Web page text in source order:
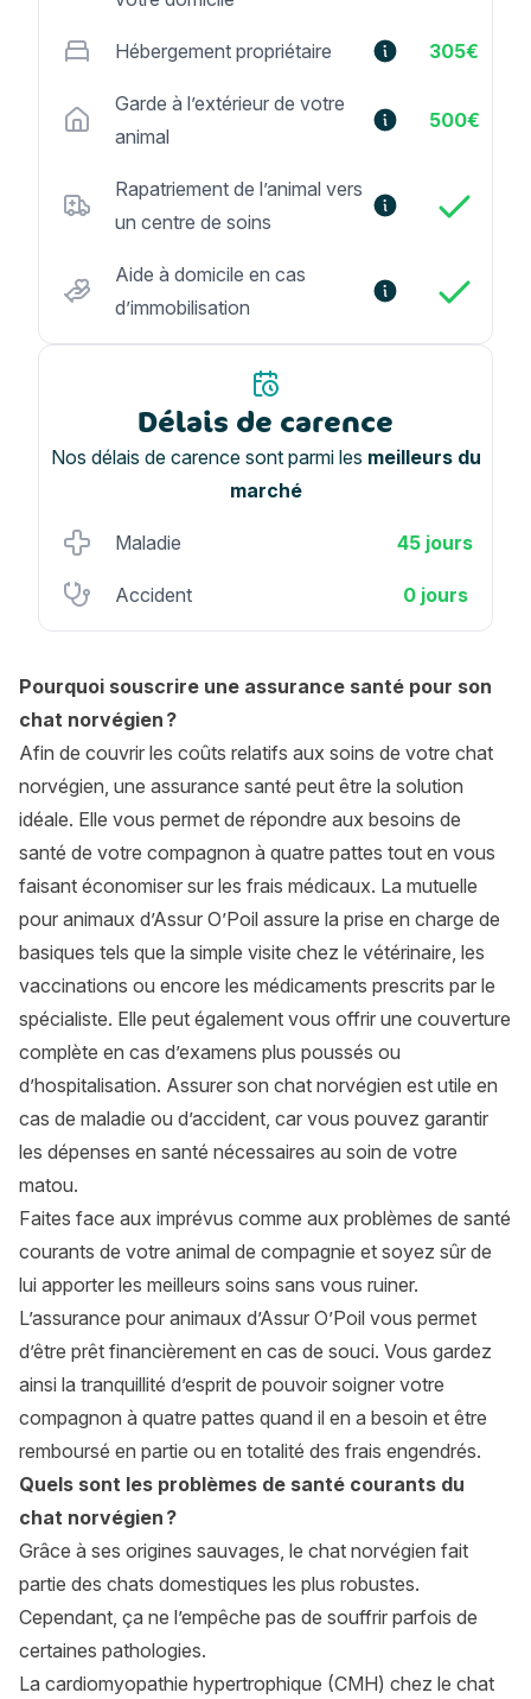
Hébergement propriétaire 305€
Garde à l’extérieur de votre
animal
500€
Rapatriement de l’animal vers
un centre de soins
Aide à domicile en cas
d’immobilisation
Délais de carence
Nos délais de carence sont parmi les meilleurs du
marché
Maladie 45 jours
Accident 0 jours
Pourquoi souscrire une assurance santé pour son
chat norvégien ?
Afin de couvrir les coûts relatifs aux soins de votre chat
norvégien, une assurance santé peut être la solution
idéale. Elle vous permet de répondre aux besoins de
santé de votre compagnon à quatre pattes tout en vous
faisant économiser sur les frais médicaux. La mutuelle
pour animaux d’Assur O’Poil assure la prise en charge de
basiques tels que la simple visite chez le vétérinaire, les
vaccinations ou encore les médicaments prescrits par le
spécialiste. Elle peut également vous offrir une couverture
complète en cas d’examens plus poussés ou
d’hospitalisation. Assurer son chat norvégien est utile en
cas de maladie ou d’accident, car vous pouvez garantir
les dépenses en santé nécessaires au soin de votre
matou.
Faites face aux imprévus comme aux problèmes de santé
courants de votre animal de compagnie et soyez sûr de
lui apporter les meilleurs soins sans vous ruiner.
L’assurance pour animaux d’Assur O’Poil vous permet
d’être prêt financièrement en cas de souci. Vous gardez
ainsi la tranquillité d’esprit de pouvoir soigner votre
compagnon à quatre pattes quand il en a besoin et être
remboursé en partie ou en totalité des frais engendrés.
Quels sont les problèmes de santé courants du
chat norvégien ?
Grâce à ses origines sauvages, le chat norvégien fait
partie des chats domestiques les plus robustes.
Cependant, ça ne l’empêche pas de souffrir parfois de
certaines pathologies.
La cardiomyopathie hypertrophique (CMH) chez le chat